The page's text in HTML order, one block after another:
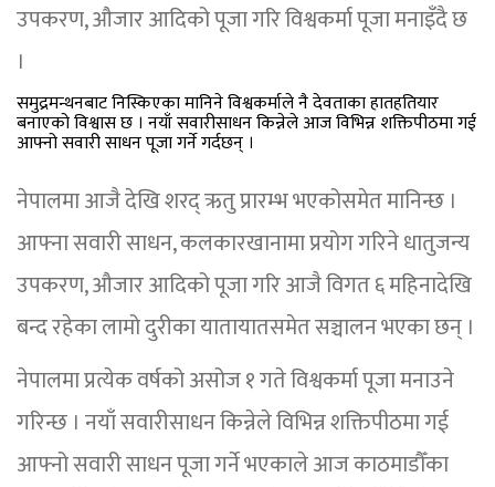
उपकरण, औजार आदिको पूजा गरि विश्वकर्मा पूजा मनाइँदै छ
।
समुद्रमन्थनबाट निस्किएका मानिने विश्वकर्माले नै देवताका हातहतियार
बनाएको विश्वास छ । नयाँ सवारीसाधन किन्नेले आज विभिन्न शक्तिपीठमा गई
आफ्नो सवारी साधन पूजा गर्ने गर्दछन् ।
नेपालमा आजै देखि शरद् ऋतु प्रारम्भ भएकोसमेत मानिन्छ ।
आफ्ना सवारी साधन, कलकारखानामा प्रयोग गरिने धातुजन्य
उपकरण, औजार आदिको पूजा गरि आजै विगत ६ महिनादेखि
बन्द रहेका लामो दुरीका यातायातसमेत सञ्चालन भएका छन् ।
नेपालमा प्रत्येक वर्षको असोज १ गते विश्वकर्मा पूजा मनाउने
गरिन्छ । नयाँ सवारीसाधन किन्नेले विभिन्न शक्तिपीठमा गई
आफ्नो सवारी साधन पूजा गर्ने भएकाले आज काठमाडौँका